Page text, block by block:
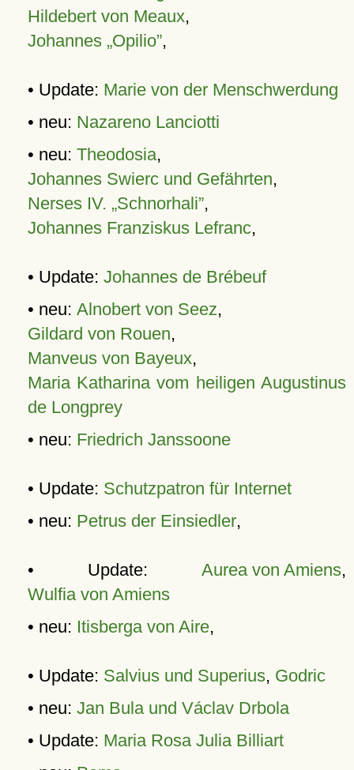
Hildebert von Meaux,
Johannes „Opilio”,
• Update: Marie von der Menschwerdung
• neu: Nazareno Lanciotti
• neu: Theodosia,
Johannes Swierc und Gefährten,
Nerses IV. „Schnorhali”,
Johannes Franziskus Lefranc,
• Update: Johannes de Brébeuf
• neu: Alnobert von Seez,
Gildard von Rouen,
Manveus von Bayeux,
Maria Katharina vom heiligen Augustinus
de Longprey
• neu: Friedrich Janssoone
• Update: Schutzpatron für Internet
• neu: Petrus der Einsiedler,
• Update: Aurea von Amiens,
Wulfia von Amiens
• neu: Itisberga von Aire,
• Update: Salvius und Superius, Godric
• neu: Jan Bula und Václav Drbola
• Update: Maria Rosa Julia Billiart